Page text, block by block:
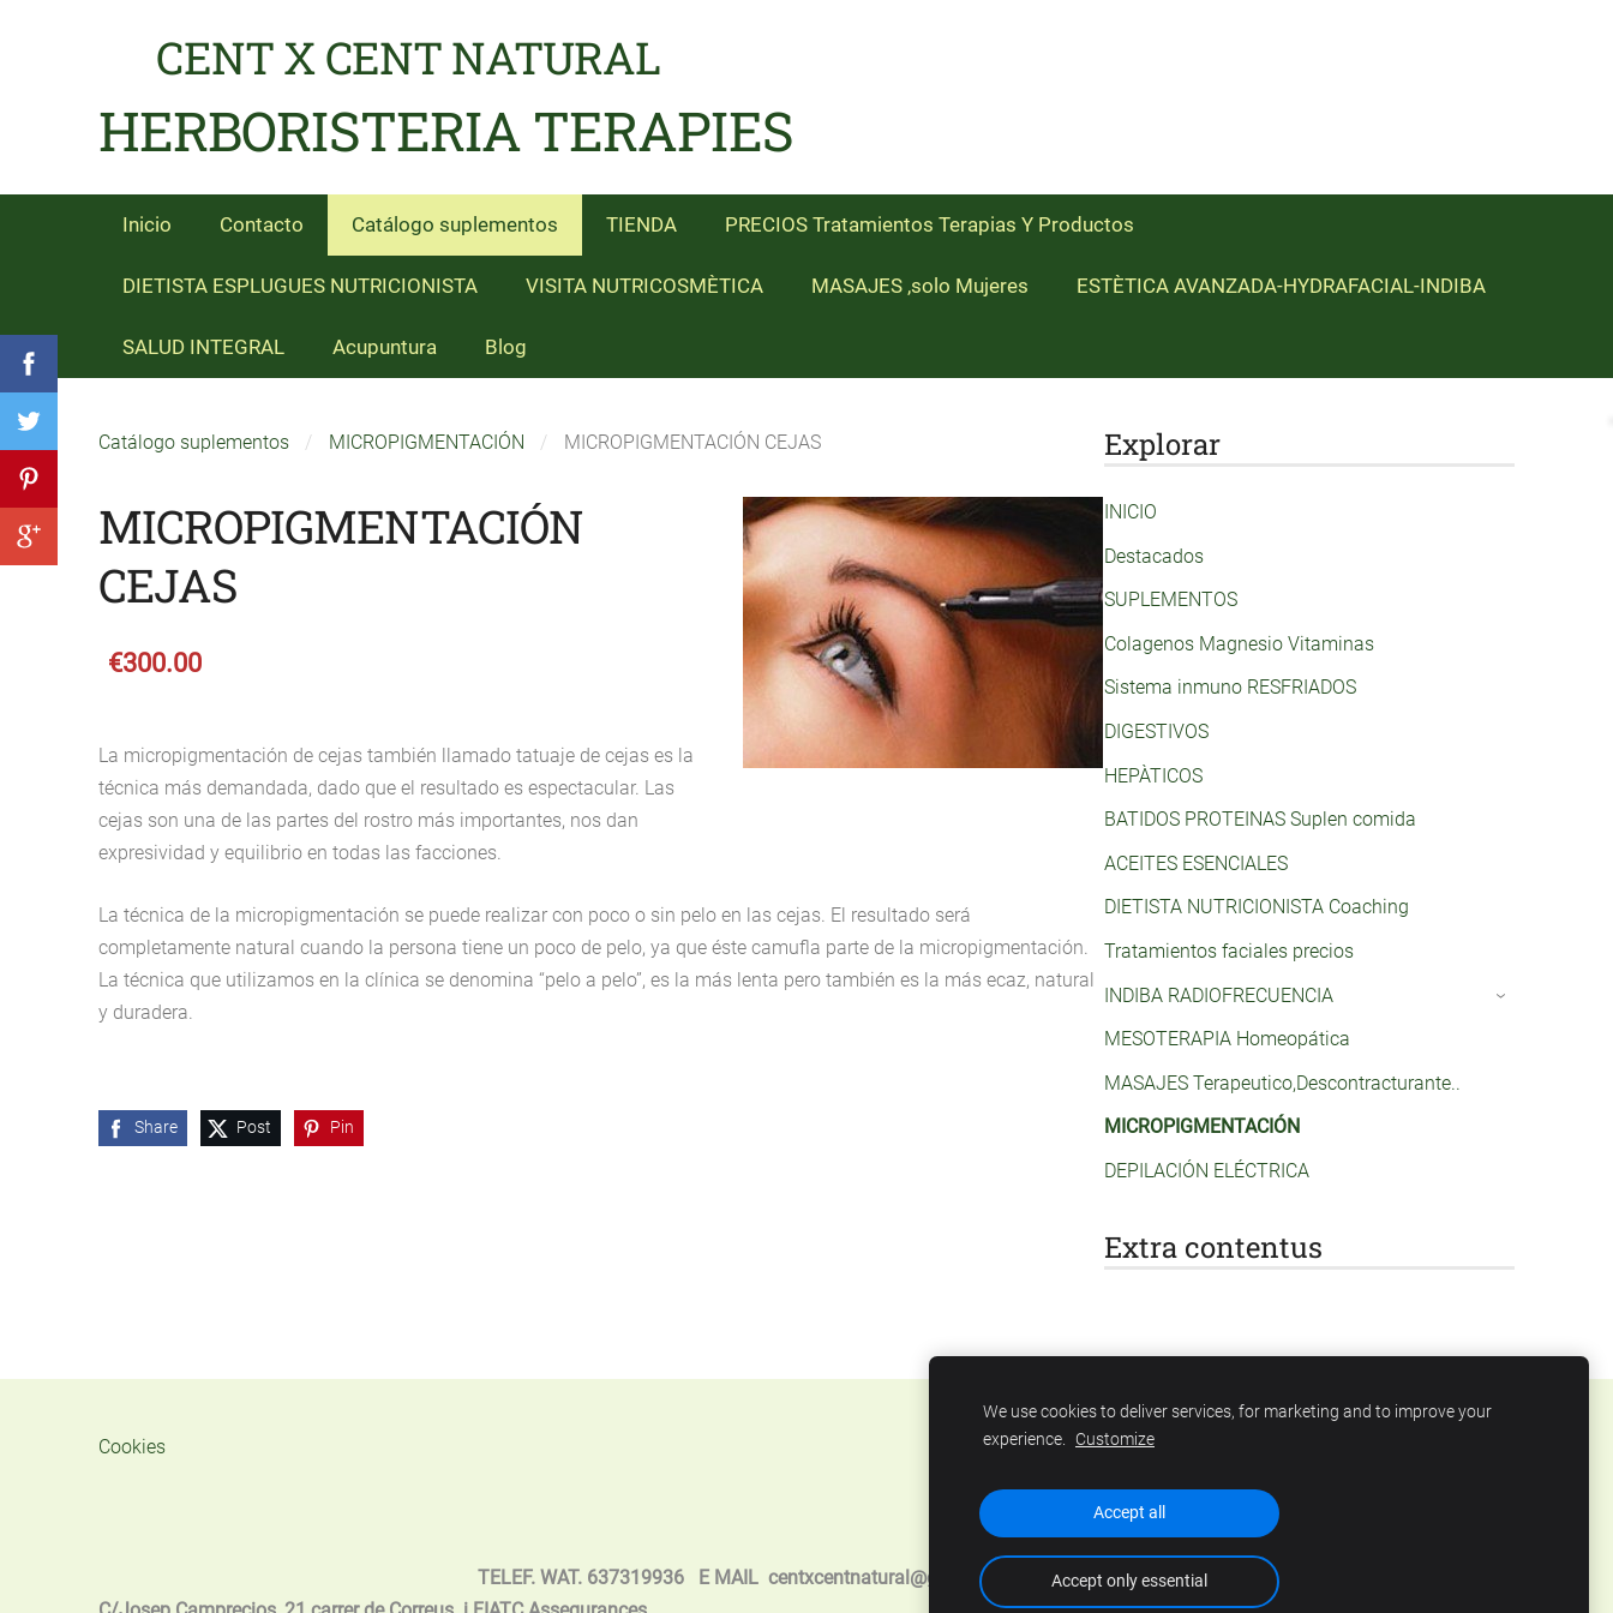
CENT X CENT NATURAL
HERBORISTERIA TERAPIES
Inicio Contacto Catálogo suplementos TIENDA PRECIOS Tratamientos Terapias Y Productos
DIETISTA ESPLUGUES NUTRICIONISTA VISITA NUTRICOSMÈTICA MASAJES ,solo Mujeres ESTÈTICA AVANZADA-HYDRAFACIAL-INDIBA
SALUD INTEGRAL Acupuntura Blog
Explorar
INICIO
Destacados
SUPLEMENTOS
Colagenos Magnesio Vitaminas
Sistema inmuno RESFRIADOS
DIGESTIVOS
HEPÀTICOS
BATIDOS PROTEINAS Suplen comida
ACEITES ESENCIALES
DIETISTA NUTRICIONISTA Coaching
Tratamientos faciales precios
INDIBA RADIOFRECUENCIA
›
MESOTERAPIA Homeopática
MASAJES Terapeutico,Descontracturante..
MICROPIGMENTACIÓN
DEPILACIÓN ELÉCTRICA
Extra contentus
Catálogo suplementos MICROPIGMENTACIÓN MICROPIGMENTACIÓN CEJAS
MICROPIGMENTACIÓN
CEJAS
€300.00
La micropigmentación de cejas también llamado tatuaje de cejas es la
técnica más demandada, dado que el resultado es espectacular. Las
cejas son una de las partes del rostro más importantes, nos dan
expresividad y equilibrio en todas las facciones.
La técnica de la micropigmentación se puede realizar con poco o sin pelo en las cejas. El resultado será
completamente natural cuando la persona tiene un poco de pelo, ya que éste camufla parte de la micropigmentación.
La técnica que utilizamos en la clínica se denomina “pelo a pelo”, es la más lenta pero también es la más ecaz, natural
y duradera.
Share Post Pin
Cookies
TELEF. WAT. 637319936 E MAIL centxcentnatural@gmail.com
We use cookies to deliver services, for marketing and to improve your
experience. Customize
Accept all
Accept only essential